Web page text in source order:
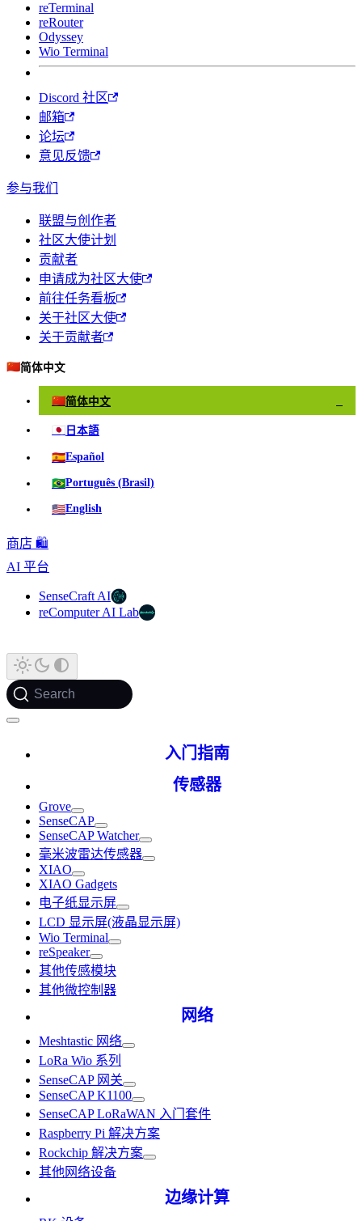
reTerminal
reRouter
Odyssey
Wio Terminal
Discord 社区
邮箱
论坛
意见反馈
参与我们
联盟与创作者
社区大使计划
贡献者
申请成为社区大使
前往任务看板
关于社区大使
关于贡献者
🇨🇳简体中文
🇨🇳简体中文
🇯🇵 日本語
🇪🇸Español
🇧🇷Português (Brasil)
🇺🇸English
商店 🛍️
AI 平台
SenseCraft AI
reComputer AI Lab
Search
入门指南
传感器
Grove
SenseCAP
SenseCAP Watcher
毫米波雷达传感器
XIAO
XIAO Gadgets
电子纸显示屏
LCD 显示屏(液晶显示屏)
Wio Terminal
reSpeaker
其他传感模块
其他微控制器
网络
Meshtastic 网络
LoRa Wio 系列
SenseCAP 网关
SenseCAP K1100
SenseCAP LoRaWAN 入门套件
Raspberry Pi 解决方案
Rockchip 解决方案
其他网络设备
边缘计算